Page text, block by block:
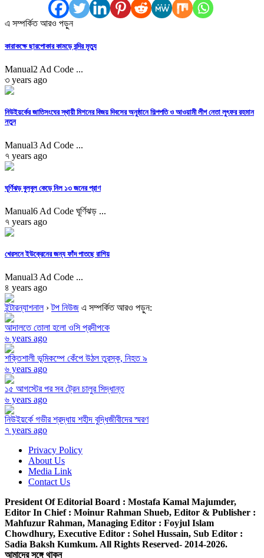
এ সম্পর্কিত আরও পড়ুন
কারাকক্ষে ছারপোকার কামড়ে বন্দির মৃত্যু
Manual2 Ad Code ...
৩ years ago
নিউইয়র্কের জাতিসংঘের স্থায়ী মিশনের বিজয় দিবসের অনুষ্ঠানে শিল্পপতি ও আওয়ামী লীগ নেতা লুৎফর রহমান
নতুন
Manual3 Ad Code ...
৭ years ago
ঘূর্ণিঝড় বুলবুল কেড়ে নিল ১৩ জনের প্রাণ
Manual6 Ad Code ঘূর্ণিঝড় ...
৭ years ago
খেরসনে ইউক্রেনের জন্য ফাঁদ পাতছে রাশিয়
Manual3 Ad Code ...
৪ years ago
ইন্টারন্যাশনাল›টপ নিউজ এ সম্পর্কিত আরও পড়ুন:
আদালতে তোলা হলো ওসি প্রদীপকে
৬ years ago
শক্তিশালী ভূমিকম্পে কেঁপে উঠল তুরস্ক, নিহত ৯
৬ years ago
১৫ আগস্টের পর সব ট্রেন চালুর সিদ্ধান্ত
৬ years ago
নিউইয়র্কে গভীর শ্রদ্ধায় শহীদ বুদ্ধিজীবীদের স্মরণ
৭ years ago
Privacy Policy
About Us
Media Link
Contact Us
President Of Editorial Board : Mostafa Kamal Majumder,
Editor In Chief : Moinur Rahman Shueb, Editor & Publisher :
Mahfuzur Rahman, Managing Editor : Foyjul Islam
Chowdhury, Executive Editor : Sohel Hussain, Sub Editor :
Sadia Baksh Kumkum. All Rights Reserved- 2014-2026.
আমাদের সঙ্গে থাকুন